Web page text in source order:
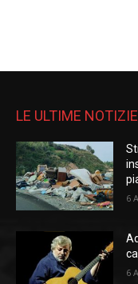
LE ULTIME NOTIZIE
6
6